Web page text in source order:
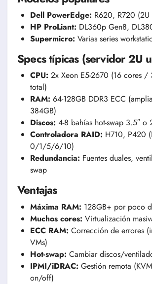
Dell PowerEdge: R620, R720 (2U
HP ProLiant: DL360p Gen8,
Supermicro: Varias series
Specs típicas (servidor 2U
CPU: 2x Xeon E5-2670 (16 cores /
total)
RAM: 64-128GB DDR3 ECC
384GB)
Discos: 4-8 bahías hot-swap 3.5″ o
Controladora RAID: H710, P420
0/1/5/6/10)
Redundancia: Fuentes duales,
swap
Ventajas
Máxima RAM: 128GB+ por poco
Muchos cores: Virtualización
ECC RAM: Corrección de errores
VMs)
Hot-swap: Cambiar discos/
IPMI/iDRAC: Gestión remota
on/off)